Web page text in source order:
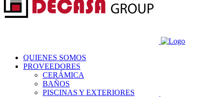
QUIENES SOMOS
PROVEEDORES
CERÁMICA
BAÑOS
PISCINAS Y EXTERIORES